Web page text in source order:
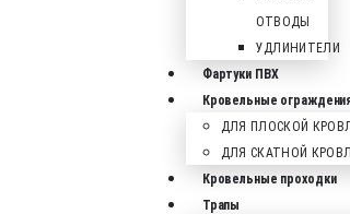
ОТВОДЫ
УДЛИНИТЕЛИ
Фартуки ПВХ
Кровельные
ДЛЯ ПЛОСКОЙ
ДЛЯ СКАТНОЙ
Кровельные проходки
Трапы